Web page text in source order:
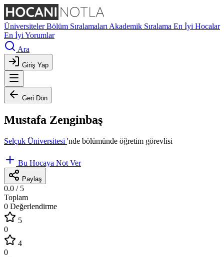
ÜniversitelerBölüm Sıralamaları Akademik Sıralama En İyi Hocalar
En İyi Yorumlar
Ara
Giriş Yap
Geri Dön
Mustafa Zenginbaş
Selçuk Üniversitesi 'nde bölümünde öğretim görevlisi
Bu Hocaya Not Ver
Paylaş
0.0 / 5
Toplam
0 Değerlendirme
5
0
4
0